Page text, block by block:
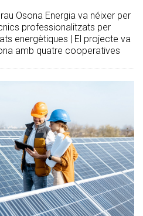
Osona Energia va néixer per
professionalitzats per
energètiques | El projecte va
amb quatre cooperatives